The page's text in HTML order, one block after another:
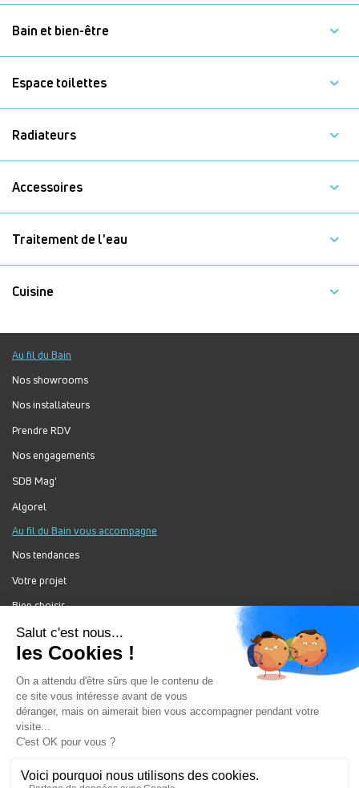
Bain et bien-être
Espace toilettes
Radiateurs
Accessoires
Traitement de l'eau
Cuisine
Au fil du Bain
Nos showrooms
Nos installateurs
Prendre RDV
Nos engagements
SDB Mag'
Algorel
Au fil du Bain vous accompagne
Nos tendances
Votre projet
Bien choisir
Forum Au Fil du Bain
Nos produits